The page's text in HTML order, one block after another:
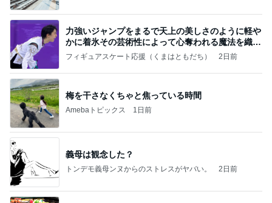
力強いジャンプをまるで天上の美しさのように軽や
かに着氷その芸術性によって心奪われる魔法を織り
なす
フィギュアスケート応援（くまはともだち） 2日前
梅を干さなくちゃと焦っている時間
Amebaトピックス 1日前
義母は観念した？
トンデモ義母ンヌからのストレスがヤバい。 2日前